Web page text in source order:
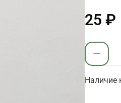
25 ₽
Наличие